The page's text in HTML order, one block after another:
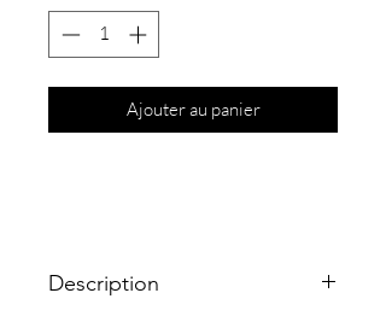
Ajouter au panier
Description